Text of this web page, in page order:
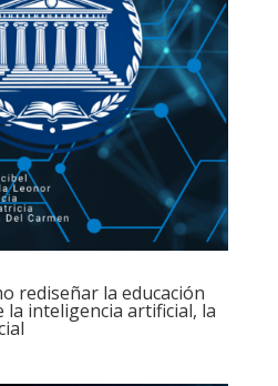
rediseñar la educación
la inteligencia artificial, la